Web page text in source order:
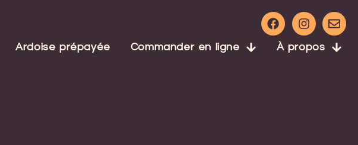
Ardoise prépayée Commander en ligne À propos